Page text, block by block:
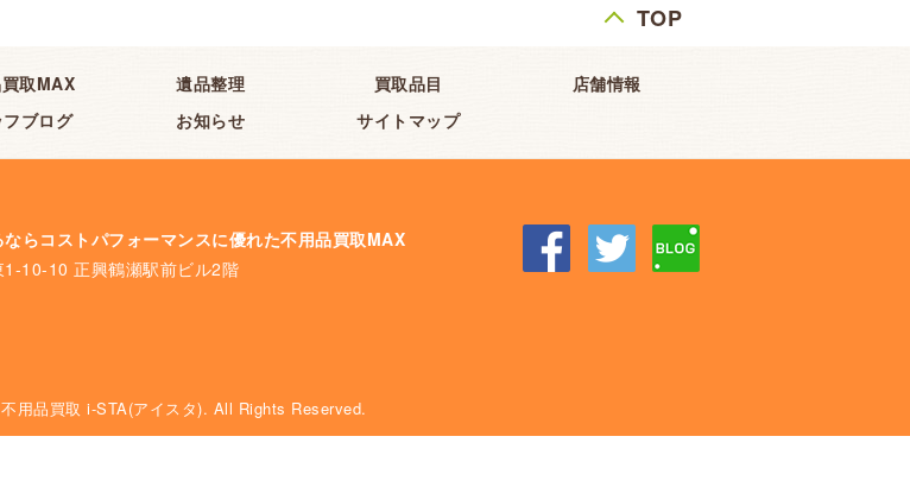
TOP
取MAX 遺品整理 買取品目
店舗情報
フブログ お知らせ サイトマップ
らコストパフォーマンスに優れた不用品買取MAX
10-10 正興鶴瀬駅前ビル2階
用品買取 i-STA(アイスタ). All Rights Reserved.